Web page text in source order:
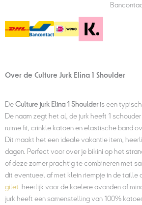
Over de Culture Jurk
DeCulture jurk Elina 1 Shoulderis een
De naam zegt het al, de jurk heeft 1
ruime fit, crinkle katoen en elastische band
Dit maakt het een ideale vakantie item,
dagen. Perfect voor over je bikini op het
of deze zomer prachtig te combineren met
dit eventueel af met klein riempje in de taille
gilet heerlijk voor de koelere avonden of
jurk heeft een samenstelling van 100%